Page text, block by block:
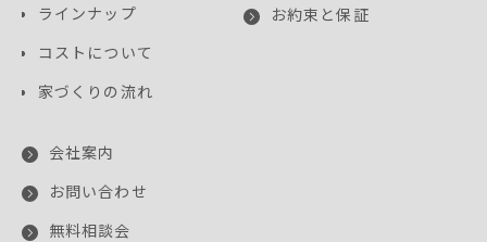
ラインナップ
コストについて
家づくりの流れ
お約束と保証
会社案内
お問い合わせ
無料相談会